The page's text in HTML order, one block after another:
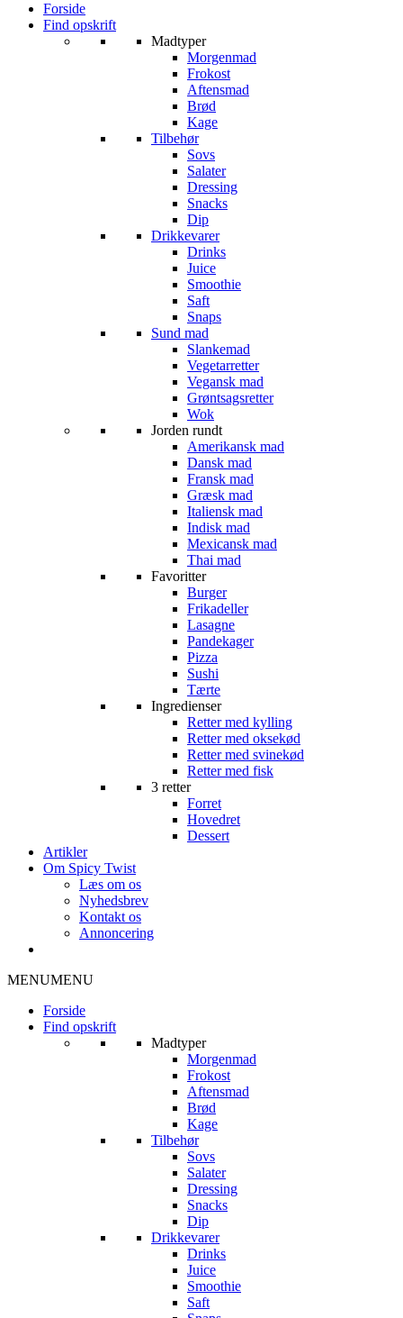
Forside
Find opskrift
Madtyper
Morgenmad
Frokost
Aftensmad
Brød
Kage
Tilbehør
Sovs
Salater
Dressing
Snacks
Dip
Drikkevarer
Drinks
Juice
Smoothie
Saft
Snaps
Sund mad
Slankemad
Vegetarretter
Vegansk mad
Grøntsagsretter
Wok
Jorden rundt
Amerikansk mad
Dansk mad
Fransk mad
Græsk mad
Italiensk mad
Indisk mad
Mexicansk mad
Thai mad
Favoritter
Burger
Frikadeller
Lasagne
Pandekager
Pizza
Sushi
Tærte
Ingredienser
Retter med kylling
Retter med oksekød
Retter med svinekød
Retter med fisk
3 retter
Forret
Hovedret
Dessert
Artikler
Om Spicy Twist
Læs om os
Nyhedsbrev
Kontakt os
Annoncering
MENUMENU
Forside
Find opskrift
Madtyper
Morgenmad
Frokost
Aftensmad
Brød
Kage
Tilbehør
Sovs
Salater
Dressing
Snacks
Dip
Drikkevarer
Drinks
Juice
Smoothie
Saft